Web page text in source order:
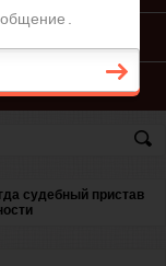
судебный пристав